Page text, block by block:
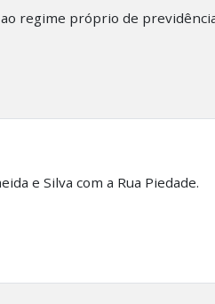
regime próprio de previdência
e Silva com a Rua Piedade.